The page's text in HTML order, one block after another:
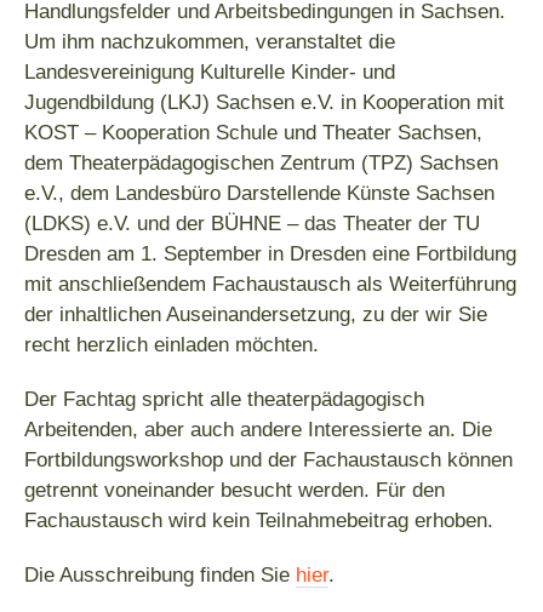
Handlungsfelder und Arbeitsbedingungen in Sachsen.
Um ihm nachzukommen, veranstaltet die
Landesvereinigung Kulturelle Kinder- und
Jugendbildung (LKJ) Sachsen e.V. in Kooperation mit
KOST – Kooperation Schule und Theater Sachsen,
dem Theaterpädagogischen Zentrum (TPZ) Sachsen
e.V., dem Landesbüro Darstellende Künste Sachsen
(LDKS) e.V. und der BÜHNE – das Theater der TU
Dresden am 1. September in Dresden eine Fortbildung
mit anschließendem Fachaustausch als Weiterführung
der inhaltlichen Auseinandersetzung, zu der wir Sie
recht herzlich einladen möchten.
Der Fachtag spricht alle theaterpädagogisch
Arbeitenden, aber auch andere Interessierte an. Die
Fortbildungsworkshop und der Fachaustausch können
getrennt voneinander besucht werden. Für den
Fachaustausch wird kein Teilnahmebeitrag erhoben.
Die Ausschreibung finden Sie hier.